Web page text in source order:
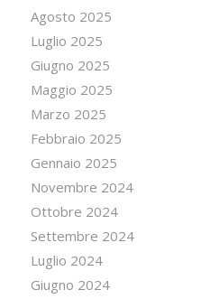
Agosto 2025
Luglio 2025
Giugno 2025
Maggio 2025
Marzo 2025
Febbraio 2025
Gennaio 2025
Novembre 2024
Ottobre 2024
Settembre 2024
Luglio 2024
Giugno 2024